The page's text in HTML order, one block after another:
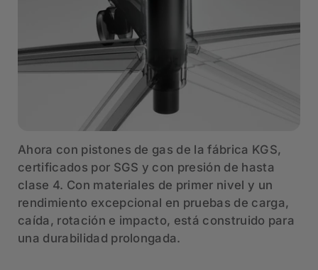
Ahora con pistones de gas de la fábrica KGS,
certificados por SGS y con presión de hasta
clase 4. Con materiales de primer nivel y un
rendimiento excepcional en pruebas de carga,
caída, rotación e impacto, está construido para
una durabilidad prolongada.